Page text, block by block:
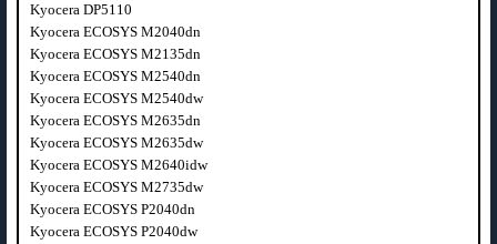
Kyocera DP5110
Kyocera ECOSYS M2040dn
Kyocera ECOSYS M2135dn
Kyocera ECOSYS M2540dn
Kyocera ECOSYS M2540dw
Kyocera ECOSYS M2635dn
Kyocera ECOSYS M2635dw
Kyocera ECOSYS M2640idw
Kyocera ECOSYS M2735dw
Kyocera ECOSYS P2040dn
Kyocera ECOSYS P2040dw